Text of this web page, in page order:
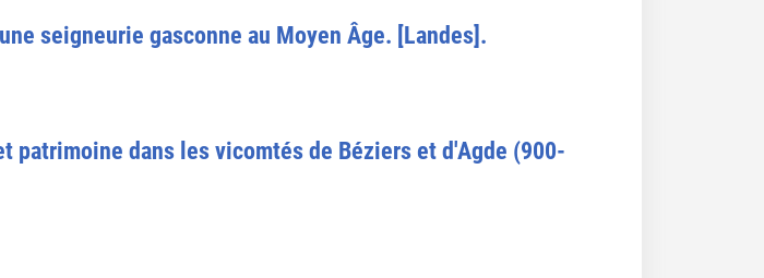
seigneurie gasconne au Moyen Âge. [Landes].
dans les vicomtés de Béziers et d'Agde (900-